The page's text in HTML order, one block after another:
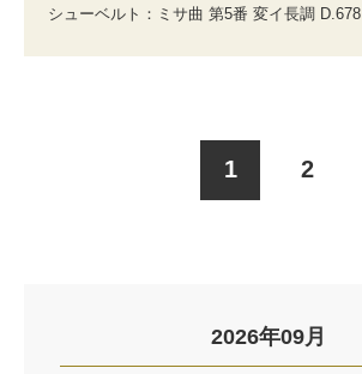
シューベルト：ミサ曲 第5番 変イ長調 D.678
1 2
2026年09月